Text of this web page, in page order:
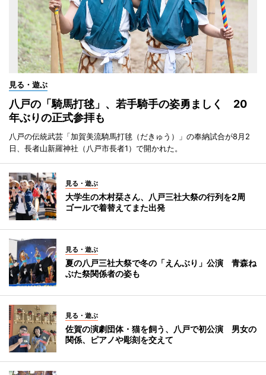
見る・遊ぶ
八戸の「騎馬打毬」、若手騎手の姿勇ましく 20
年ぶりの正式参拝も
八戸の伝統武芸「加賀美流騎馬打毬（だきゅう）」の奉納試合が8月2
日、長者山新羅神社（八戸市長者1）で開かれた。
見る・遊ぶ
大学生の木村栞さん、八戸三社大祭の行列を2周
ゴールで着替えてまた出発
見る・遊ぶ
夏の八戸三社大祭で冬の「えんぶり」公演 青森ね
ぶた祭関係者の姿も
見る・遊ぶ
佐賀の演劇団体・猫を飼う、八戸で初公演 男女の
関係、ピアノや彫刻を交えて